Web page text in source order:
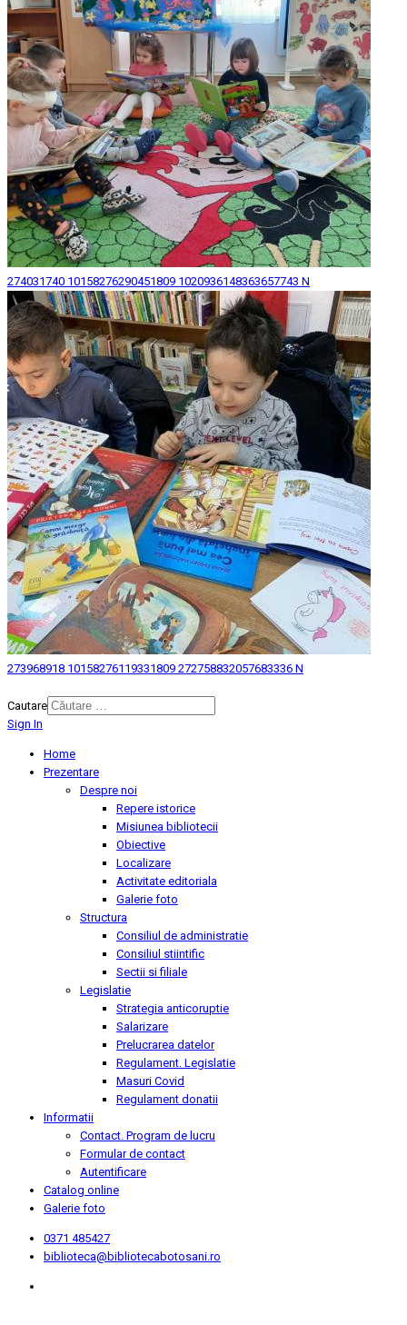
274031740 10158276290451809 1020936148363657743 N
273968918 10158276119331809 272758832057683336 N
Cautare
Sign In
Home
Prezentare
Despre noi
Repere istorice
Misiunea bibliotecii
Obiective
Localizare
Activitate editoriala
Galerie foto
Structura
Consiliul de administratie
Consiliul stiintific
Sectii si filiale
Legislatie
Strategia anticoruptie
Salarizare
Prelucrarea datelor
Regulament. Legislatie
Masuri Covid
Regulament donatii
Informatii
Contact. Program de lucru
Formular de contact
Autentificare
Catalog online
Galerie foto
0371 485427
biblioteca@bibliotecabotosani.ro